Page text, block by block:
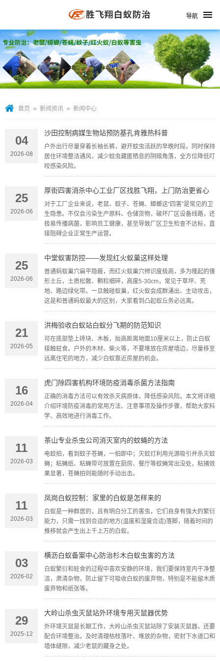
导航
首页 » 新闻资讯 » 新闻中心
04
2026-08
沙田控制病媒生物站预防基孔肯雅热科普
户外出行尽量穿着长袖长裤，避开蚊虫活跃的早晚时段。同时保持
居住环境整洁通风，减少蚊虫藏匿栖息的阴暗角落，全方位降低叮
咬感染风险。
25
2026-06
厚街四害消杀中心工业厂区找胜飞翔，上门防治更省心
对于工厂企业来说，老鼠、蚊子、苍蝇、蟑螂这“四害”是常见的卫
生隐患。不仅会污染生产原料、仓储货物，破坏厂区设备线路，还
极易传播病菌，影响员工健康，甚至导致厂区卫生检查不达标，直
接阻碍企业正常生产运营。
25
2026-06
中堂蚁害防控——发现红火蚁巢这样处理
普通蚂蚁巢穴扁平隐蔽，而红火蚁巢穴辨识度极高，多为隆起的锥
形土丘，土质松散、颗粒细碎，高度5-30cm，常见于草坪、荒
地、路边绿化带。一旦触碰蚁巢，红火蚁会成群涌出、主动攻击，
这是和普通蚂蚁最大的区别，大家看到凸起蚁丘务必远离。
21
2026-05
洪梅验收白蚁站白蚁分飞期的防范知识
可在底部垫上砖块、木板，抬高距离地面10厘米以上，防止白蚁
接触蛀食。户外的木材、柴火等，不要堆放在房屋墙边，尽量移至
远离住宅的地方，减少白蚁靠近房屋的机会。
16
2026-04
虎门除四害机构环境防疫消毒杀菌方法指南
正确的消毒方法可以有效杀灭病原体，降低感染风险。本文将详细
介绍环境防疫消毒的常用方法、注意事项及操作步骤，帮助大家科
学、高效地进行消毒工作。
11
2026-03
茶山专业杀虫公司消灭室内的蚊蝇的方法
电蚊拍，看到蚊子苍蝇，一拍即中；灭蚊灯利用光源吸引并杀灭蚊
蝇；粘蝇纸、粘蝇带可放置在厨房、餐厅等蚊蝇常出没处，粘捕效
果显著，苍蝇拍则能随时手动出击。
11
2026-03
凤岗白蚁控制：家里的白蚁是怎样来的
白蚁是一种群居的，且有明白分工的害虫，它们自身有强大的繁衍
能力，只需一找到合适的地方(温度和湿度合适)落脚，随着时间的
推移就会产生出上千上万的白蚁。
03
2026-02
横沥白蚁备案中心防治杉木白蚁虫害的方法
白蚁繁衍和蛀食的过程中喜欢安静的环境，我们要保持室内干净整
洁，肃清杂物，防止留下可吸收白蚁的废弃物，特别是不能留木质
废弃物和纸张等。
29
2025-12
大岭山杀虫灭鼠站外环境专用灭鼠器优势
外环境灭鼠是长期工作，大岭山杀虫灭鼠站除了安装灭鼠器，还要
配合环境整治。及时清理枯枝落叶、堆放的杂物，密封下水道口和
墙体缝隙，减少老鼠的藏身之处。